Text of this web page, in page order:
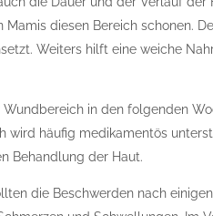
diesen Bereich schonen.
Weiters hilft eine weiche
in den folgenden
wird häufig medikamentös
Behandlung der Haut.
die Beschwerden nach